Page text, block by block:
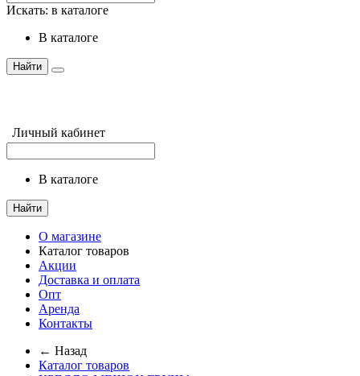
Искать: в каталоге
в каталоге
Найти
Личный кабинет
в каталоге
Найти
О магазине
Каталог товаров
Акции
Доставка и оплата
Опт
Аренда
Контакты
← Назад
Каталог товаров